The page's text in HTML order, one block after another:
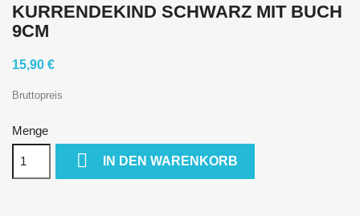
KURRENDEKIND SCHWARZ MIT BUCH
9CM
15,90 €
Bruttopreis
Menge
 IN DEN WARENKORB